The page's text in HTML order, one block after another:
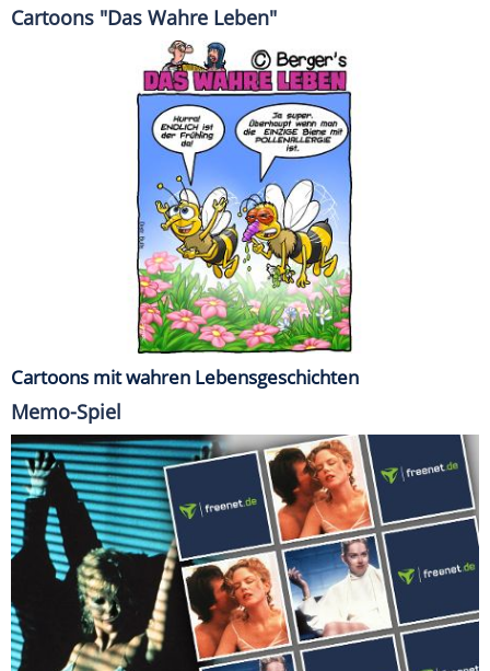
Cartoons "Das Wahre Leben"
Cartoons mit wahren Lebensgeschichten
Memo-Spiel